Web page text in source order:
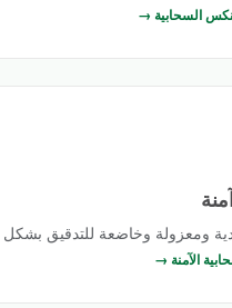
السحابية →
ومعزولة وخاضعة للتدقيق
الآمنة →